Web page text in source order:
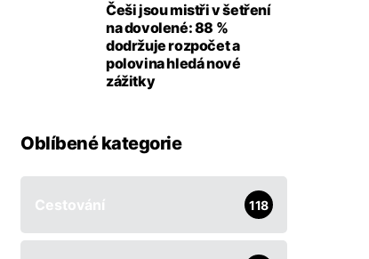
Češi jsou mistři v šetření
na dovolené: 88 %
dodržuje rozpočet a
polovina hledá nové
zážitky
Oblíbené kategorie
Cestování 118